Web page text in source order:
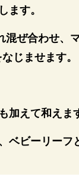
ます。
混ぜ合わせ、
じませます。
加えて和えま
ベビーリーフ